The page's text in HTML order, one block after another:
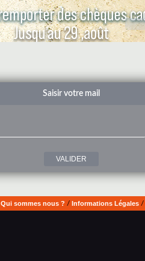
Saisir votre mail
Qui sommes nous ? / Informations Légales/